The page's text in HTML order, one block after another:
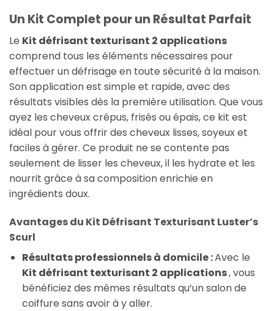
Un Kit Complet pour un Résultat Parfait
Le Kit défrisant texturisant 2 applications
comprend tous les éléments nécessaires pour
effectuer un défrisage en toute sécurité à la maison.
Son application est simple et rapide, avec des
résultats visibles dès la première utilisation. Que vous
ayez les cheveux crépus, frisés ou épais, ce kit est
idéal pour vous offrir des cheveux lisses, soyeux et
faciles à gérer. Ce produit ne se contente pas
seulement de lisser les cheveux, il les hydrate et les
nourrit grâce à sa composition enrichie en
ingrédients doux.
Avantages du Kit Défrisant Texturisant Luster’s
Scurl
Résultats professionnels à domicile :Avec le
Kit défrisant texturisant 2 applications, vous
bénéficiez des mêmes résultats qu’un salon de
coiffure sans avoir à y aller.